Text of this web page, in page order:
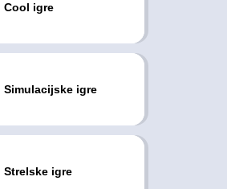
Cool igre
Simulacijske igre
Strelske igre